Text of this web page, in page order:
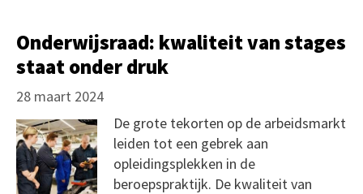
Onderwijsraad: kwaliteit van stages
staat onder druk
28 maart 2024
De grote tekorten op de arbeidsmarkt
leiden tot een gebrek aan
opleidingsplekken in de
beroepspraktijk. De kwaliteit van